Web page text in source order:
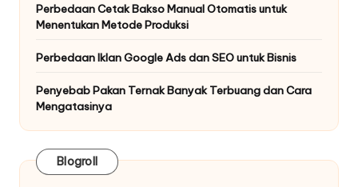
Perbedaan Cetak Bakso Manual Otomatis untuk
Menentukan Metode Produksi
Perbedaan Iklan Google Ads dan SEO untuk Bisnis
Penyebab Pakan Ternak Banyak Terbuang dan Cara
Mengatasinya
Blogroll